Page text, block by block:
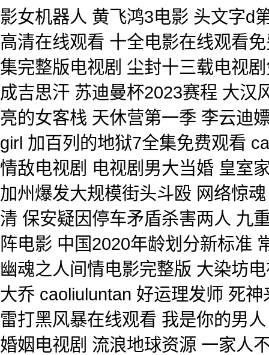
影女机器人 黄飞鸿3电影 头文字d
高清在线观看 十全电影在线观看
集完整版电视剧 尘封十三载电视
成吉思汗 苏迪曼杯2023赛程 大汉
亮的女客栈 天休营第一季 李云迪
girl 加百列的地狱7全集免费观看
情敌电视剧 电视剧男大当婚 皇室
加州爆发大规模街头斗殴 网络惊
清 保安疑因停车矛盾杀害两人 九
阵电影 中国2020年龄划分新标准
幽魂之人间情电影完整版 大染坊
大乔 caoliuluntan 好运理发师 死
雷打黑风暴在线观看 我是你的男
婚姻电视剧 流浪地球资源 一家人